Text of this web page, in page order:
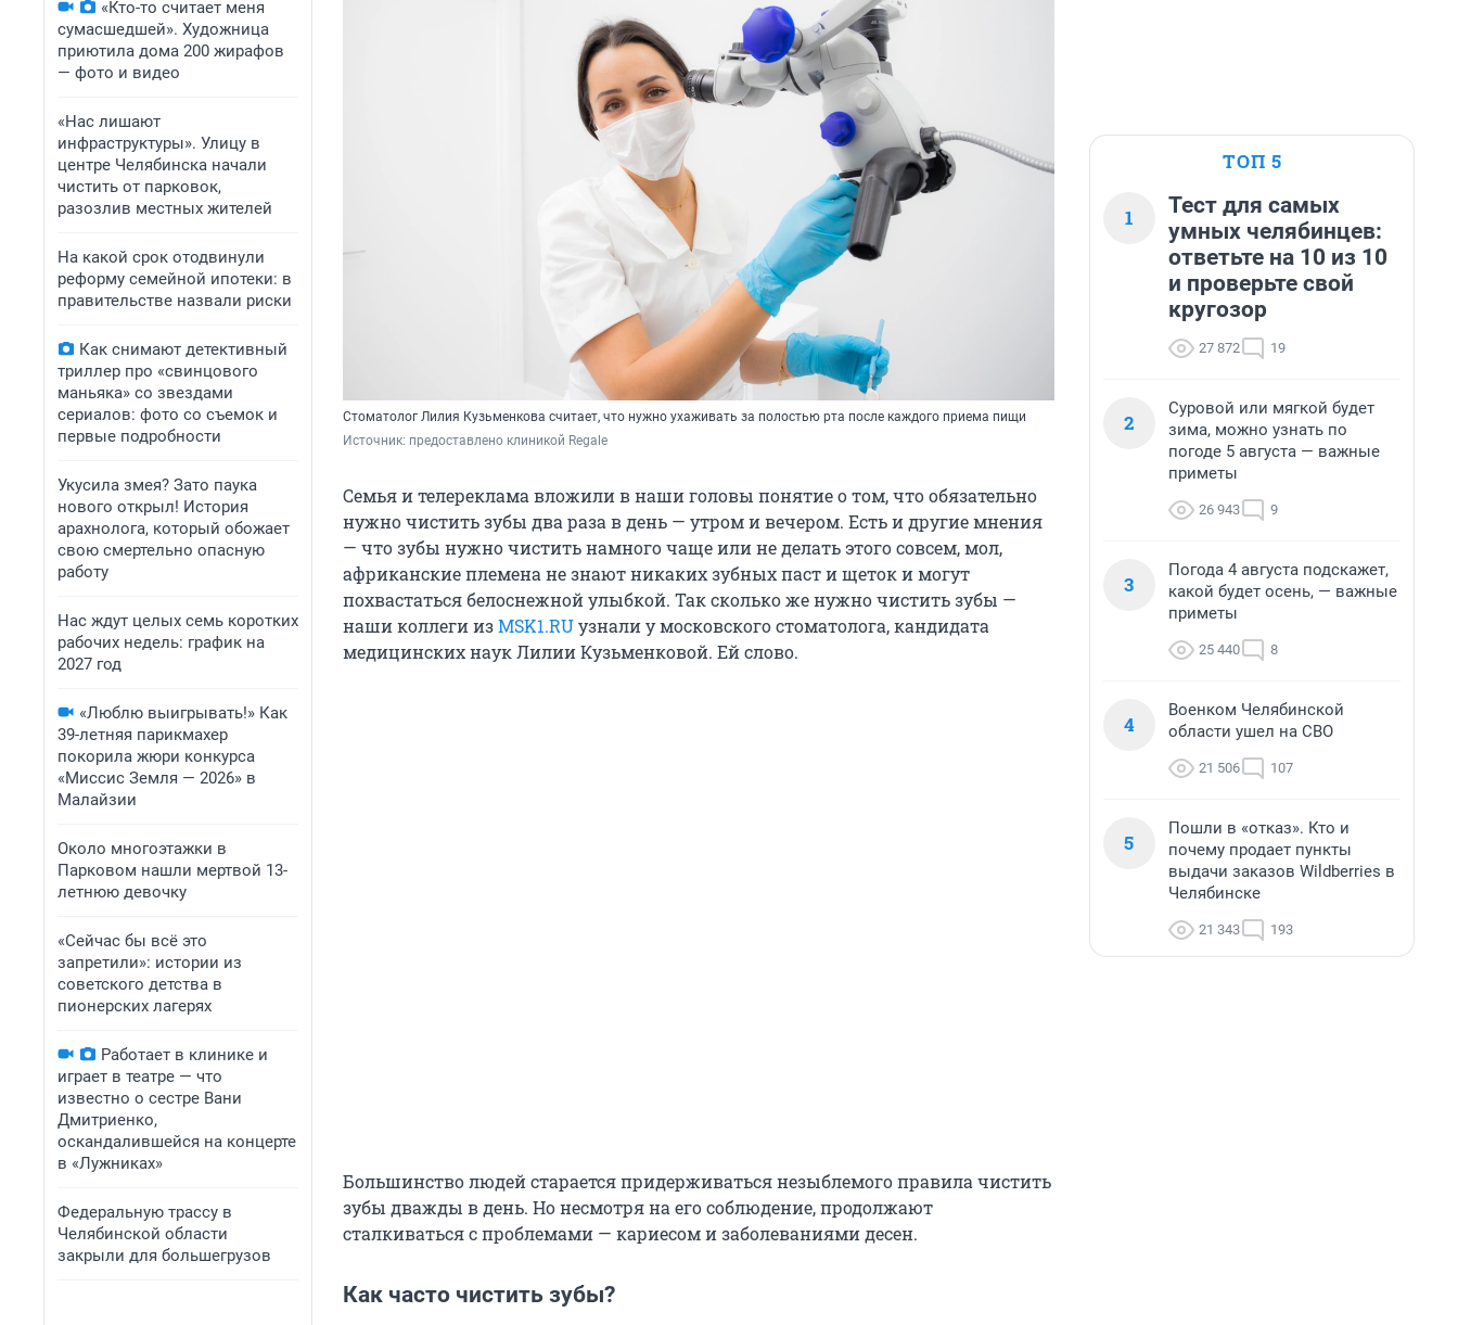
«Кто-то считает меня
сумасшедшей». Художница
приютила дома 200 жирафов
— фото и видео
«Нас лишают
инфраструктуры». Улицу в
центре Челябинска начали
чистить от парковок,
разозлив местных жителей
На какой срок отодвинули
реформу семейной ипотеки: в
правительстве назвали риски
Как снимают детективный
триллер про «свинцового
маньяка» со звездами
сериалов: фото со съемок и
первые подробности
Укусила змея? Зато паука
нового открыл! История
арахнолога, который обожает
свою смертельно опасную
работу
Нас ждут целых семь коротких
рабочих недель: график на
2027 год
«Люблю выигрывать!» Как
39-летняя парикмахер
покорила жюри конкурса
«Миссис Земля — 2026» в
Малайзии
Около многоэтажки в
Парковом нашли мертвой 13-
летнюю девочку
«Сейчас бы всё это
запретили»: истории из
советского детства в
пионерских лагерях
Работает в клинике и
играет в театре — что
известно о сестре Вани
Дмитриенко,
оскандалившейся на концерте
в «Лужниках»
Федеральную трассу в
Челябинской области
закрыли для большегрузов
Стоматолог Лилия Кузьменкова считает, что нужно ухаживать за полостью рта после каждого приема пищи
Источник: предоставлено клиникой Regale
Семья и телереклама вложили в наши головы понятие о том, что обязательно
нужно чистить зубы два раза в день — утром и вечером. Есть и другие мнения
— что зубы нужно чистить намного чаще или не делать этого совсем, мол,
африканские племена не знают никаких зубных паст и щеток и могут
похвастаться белоснежной улыбкой. Так сколько же нужно чистить зубы —
наши коллеги изMSK1.RUузнали у московского стоматолога, кандидата
медицинских наук Лилии Кузьменковой. Ей слово.
Большинство людей старается придерживаться незыблемого правила чистить
зубы дважды в день. Но несмотря на его соблюдение, продолжают
сталкиваться с проблемами — кариесом и заболеваниями десен.
Как часто чистить зубы?
ТОП 5
1
Тест для самых
умных челябинцев:
ответьте на 10 из 10
и проверьте свой
кругозор
27 872 19
2
Суровой или мягкой будет
зима, можно узнать по
погоде 5 августа — важные
приметы
26 943 9
3
Погода 4 августа подскажет,
какой будет осень, — важные
приметы
25 440 8
4
Военком Челябинской
области ушел на СВО
21 506 107
5
Пошли в «отказ». Кто и
почему продает пункты
выдачи заказов Wildberries в
Челябинске
21 343 193